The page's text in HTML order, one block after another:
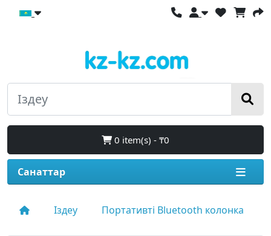
0 item(s) - ₸0
Санаттар
Іздеу Портативті Bluetooth колонка